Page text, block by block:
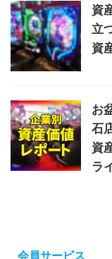
資
立
資
お
石
資
ラ
会員サービス